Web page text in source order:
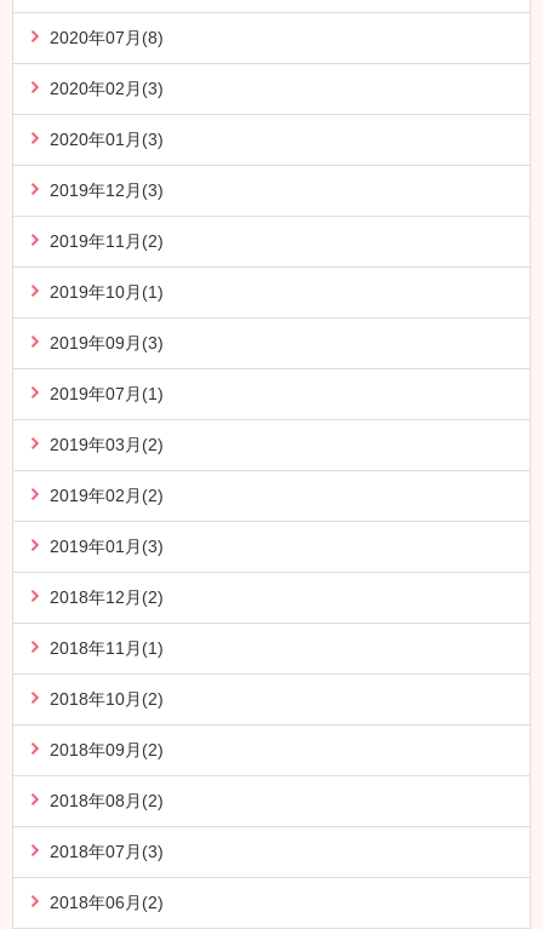
2020年07月(8)
2020年02月(3)
2020年01月(3)
2019年12月(3)
2019年11月(2)
2019年10月(1)
2019年09月(3)
2019年07月(1)
2019年03月(2)
2019年02月(2)
2019年01月(3)
2018年12月(2)
2018年11月(1)
2018年10月(2)
2018年09月(2)
2018年08月(2)
2018年07月(3)
2018年06月(2)